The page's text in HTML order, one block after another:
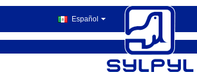
Español